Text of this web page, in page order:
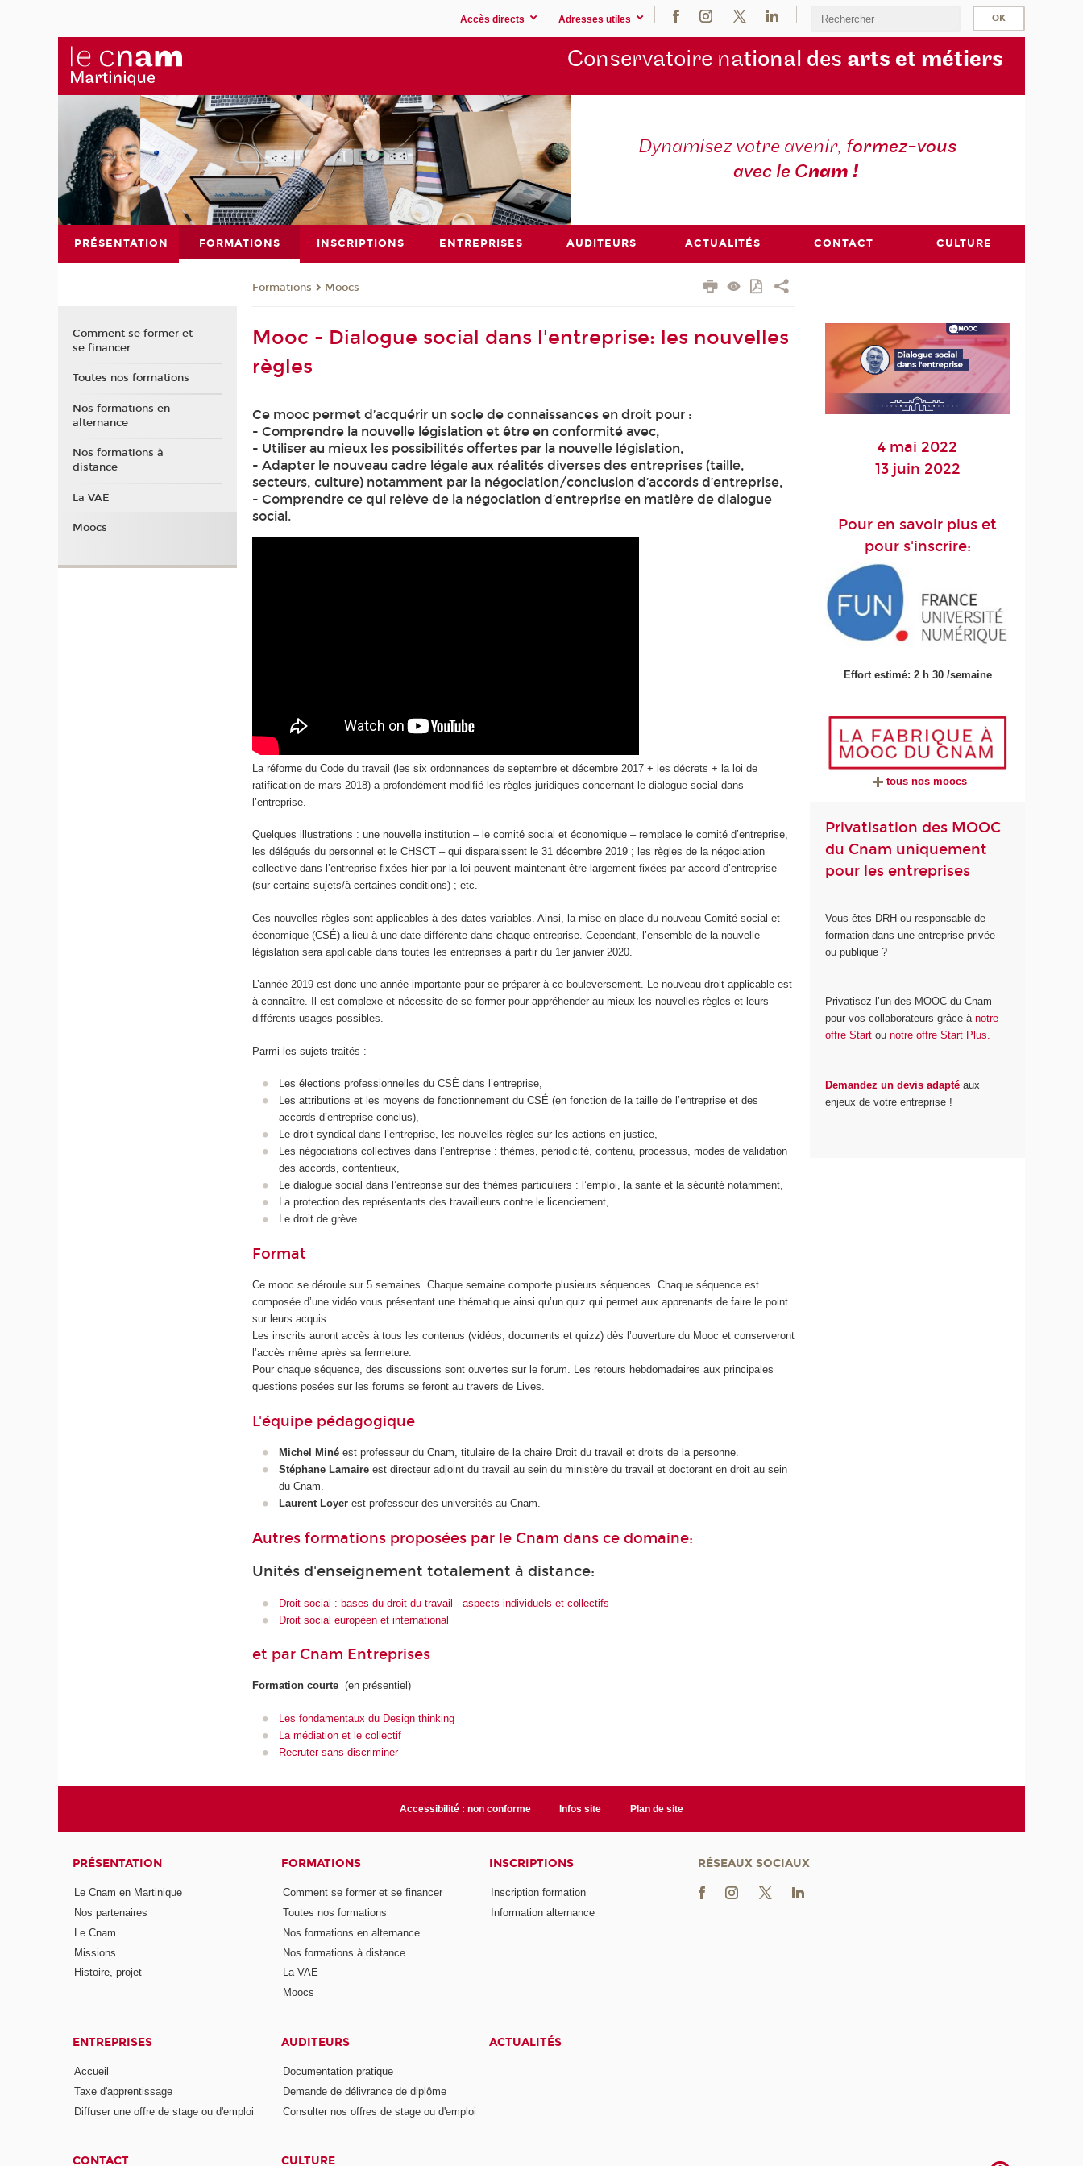
Accès directs Adresses utiles
Conservatoire national des arts et métiers
Dynamisez votre avenir, formez-vous
avec le Cnam !
PRÉSENTATION FORMATIONS INSCRIPTIONS ENTREPRISES AUDITEURS ACTUALITÉS CONTACT CULTURE
Formations Moocs
Mooc - Dialogue social dans l'entreprise: les nouvelles
règles
Ce mooc permet d’acquérir un socle de connaissances en droit pour :
- Comprendre la nouvelle législation et être en conformité avec,
- Utiliser au mieux les possibilités offertes par la nouvelle législation,
- Adapter le nouveau cadre légale aux réalités diverses des entreprises (taille,
secteurs, culture) notamment par la négociation/conclusion d’accords d’entreprise,
- Comprendre ce qui relève de la négociation d’entreprise en matière de dialogue
social.
La réforme du Code du travail (les six ordonnances de septembre et décembre 2017 + les décrets + la loi de
ratification de mars 2018) a profondément modifié les règles juridiques concernant le dialogue social dans
l’entreprise.
Quelques illustrations : une nouvelle institution – le comité social et économique – remplace le comité d’entreprise,
les délégués du personnel et le CHSCT – qui disparaissent le 31 décembre 2019 ; les règles de la négociation
collective dans l’entreprise fixées hier par la loi peuvent maintenant être largement fixées par accord d’entreprise
(sur certains sujets/à certaines conditions) ; etc.
Ces nouvelles règles sont applicables à des dates variables. Ainsi, la mise en place du nouveau Comité social et
économique (CSÉ) a lieu à une date différente dans chaque entreprise. Cependant, l’ensemble de la nouvelle
législation sera applicable dans toutes les entreprises à partir du 1er janvier 2020.
L’année 2019 est donc une année importante pour se préparer à ce bouleversement. Le nouveau droit applicable est
à connaître. Il est complexe et nécessite de se former pour appréhender au mieux les nouvelles règles et leurs
différents usages possibles.
Parmi les sujets traités :
Les élections professionnelles du CSÉ dans l’entreprise,
Les attributions et les moyens de fonctionnement du CSÉ (en fonction de la taille de l’entreprise et des
accords d’entreprise conclus),
Le droit syndical dans l’entreprise, les nouvelles règles sur les actions en justice,
Les négociations collectives dans l’entreprise : thèmes, périodicité, contenu, processus, modes de validation
des accords, contentieux,
Le dialogue social dans l’entreprise sur des thèmes particuliers : l’emploi, la santé et la sécurité notamment,
La protection des représentants des travailleurs contre le licenciement,
Le droit de grève.
Format
Ce mooc se déroule sur 5 semaines. Chaque semaine comporte plusieurs séquences. Chaque séquence est
composée d’une vidéo vous présentant une thématique ainsi qu’un quiz qui permet aux apprenants de faire le point
sur leurs acquis.
Les inscrits auront accès à tous les contenus (vidéos, documents et quizz) dès l’ouverture du Mooc et conserveront
l’accès même après sa fermeture.
Pour chaque séquence, des discussions sont ouvertes sur le forum. Les retours hebdomadaires aux principales
questions posées sur les forums se feront au travers de Lives.
L'équipe pédagogique
Michel Minéest professeur du Cnam, titulaire de la chaire Droit du travail et droits de la personne.
Stéphane Lamaireest directeur adjoint du travail au sein du ministère du travail et doctorant en droit au sein
du Cnam.
Laurent Loyerest professeur des universités au Cnam.
Autres formations proposées par le Cnam dans ce domaine:
Unités d'enseignement totalement à distance:
Droit social : bases du droit du travail - aspects individuels et collectifs
Droit social européen et international
et par Cnam Entreprises
Formation courte(en présentiel)
Les fondamentaux du Design thinking
La médiation et le collectif
Recruter sans discriminer
4 mai 2022
13 juin 2022
Pour en savoir plus et
pour s'inscrire:
Effort estimé: 2 h 30 /semaine
tous nos moocs
Privatisation des MOOC
du Cnam uniquement
pour les entreprises
Vous êtes DRH ou responsable de
formation dans une entreprise privée
ou publique ?
Privatisez l’un des MOOC du Cnam
pour vos collaborateurs grâce ànotre
offre Start ounotre offre Start Plus.
Demandez un devis adapté aux
enjeux de votre entreprise !
Comment se former et
se financer
Toutes nos formations
Nos formations en
alternance
Nos formations à
distance
La VAE
Moocs
Accessibilité : non conforme Infos site Plan de site
PRÉSENTATION
Le Cnam en Martinique
Nos partenaires
Le Cnam
Missions
Histoire, projet
FORMATIONS
Comment se former et se financer
Toutes nos formations
Nos formations en alternance
Nos formations à distance
La VAE
Moocs
INSCRIPTIONS
Inscription formation
Information alternance
ENTREPRISES
Accueil
Taxe d'apprentissage
Diffuser une offre de stage ou d'emploi
AUDITEURS
Documentation pratique
Demande de délivrance de diplôme
Consulter nos offres de stage ou d'emploi
ACTUALITÉS
CONTACT CULTURE
RÉSEAUX SOCIAUX